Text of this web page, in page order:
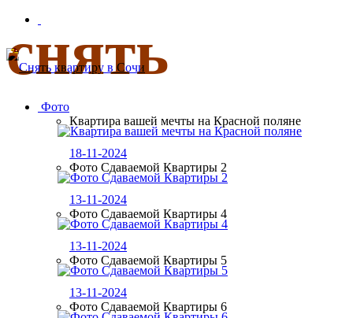
снять
Фото
Квартира вашей мечты на Красной поляне
18-11-2024
Фото Сдаваемой Квартиры 2
13-11-2024
Фото Сдаваемой Квартиры 4
13-11-2024
Фото Сдаваемой Квартиры 5
13-11-2024
Фото Сдаваемой Квартиры 6